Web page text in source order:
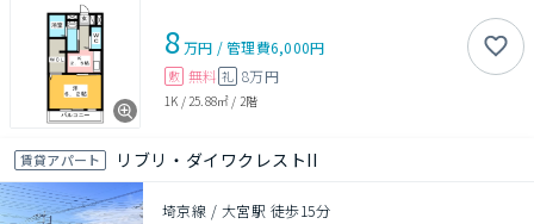
8万円 /管理費6,000円
敷 無料 礼 8万円
1K / 25.88㎡ / 2階
賃貸アパート リブリ・ダイワクレストII
埼京線 / 大宮駅 徒歩15分